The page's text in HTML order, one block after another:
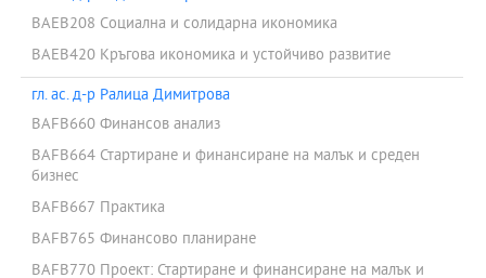
BAEB208 Социална и солидарна икономика
BAEB420 Кръгова икономика и устойчиво развитие
гл. ас. д-р Ралица Димитрова
BAFB660 Финансов анализ
BAFB664 Стартиране и финансиране на малък и среден
бизнес
BAFB667 Практика
BAFB765 Финансово планиране
BAFB770 Проект: Стартиране и финансиране на малък и